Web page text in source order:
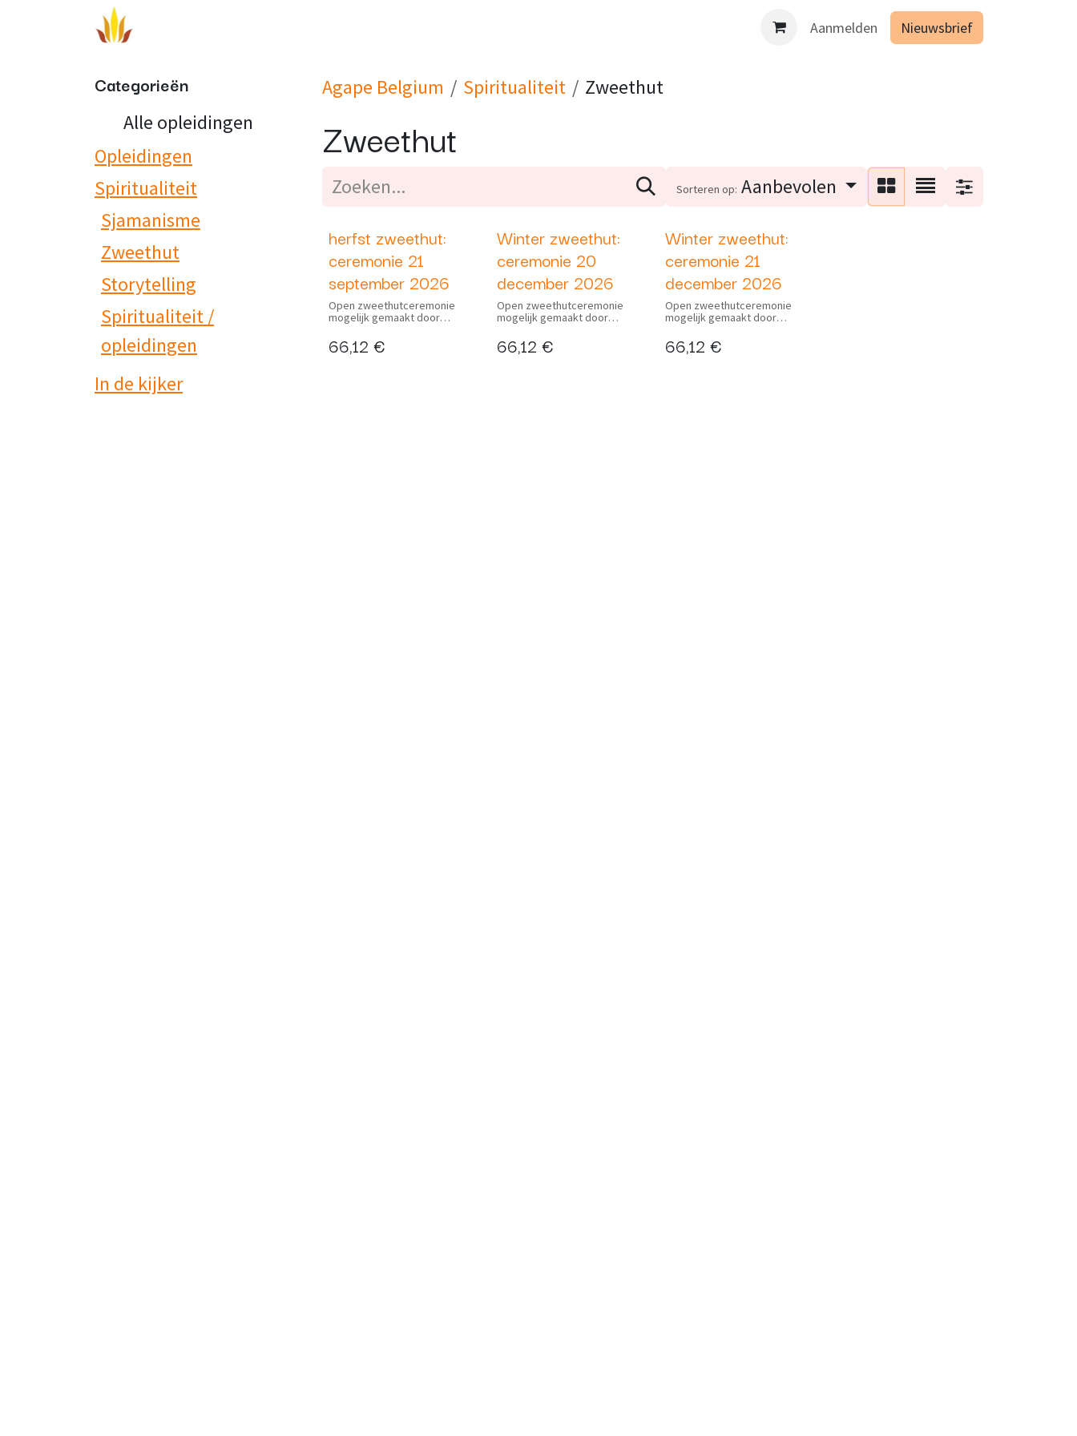
Overslaan naar inhoud
Specialisaties binnen de opleiding Geïntegreerd lichaamsgericht
Aanmelden Nieuwsbrief
Categorieën
Alle opleidingen
Opleidingen
Spiritualiteit
Sjamanisme
Zweethut
Storytelling
Spiritualiteit /
opleidingen
In de kijker
Agape Belgium Spiritualiteit Zweethut
Zweethut
Sorteren op: Aanbevolen
Nieuw
herfst zweethut:
ceremonie 21
september 2026
Open zweethutceremonie
mogelijk gemaakt door
66,12 €
Nieuw
Winter zweethut:
ceremonie 20
december 2026
Open zweethutceremonie
mogelijk gemaakt door
66,12 €
Nieuw
Winter zweethut:
ceremonie 21
december 2026
Open zweethutceremonie
mogelijk gemaakt door
66,12 €